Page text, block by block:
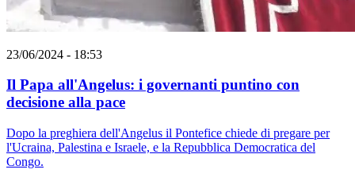
23/06/2024 - 18:53
Il Papa all'Angelus: i governanti puntino con
decisione alla pace
Dopo la preghiera dell'Angelus il Pontefice chiede di pregare per
l'Ucraina, Palestina e Israele, e la Repubblica Democratica del
Congo.